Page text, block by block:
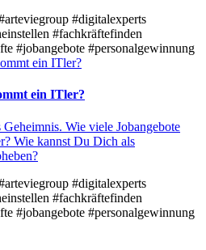
#digitalexperts
#fachkräftefinden
#jobangebote #personalgewinnung
ein ITler?
Wie viele Jobangebote
Wie kannst Du Dich als
#digitalexperts
#fachkräftefinden
#jobangebote #personalgewinnung